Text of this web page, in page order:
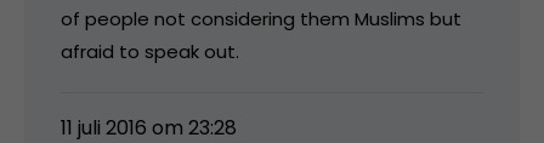
of people not considering them Muslims but
afraid to speak out.
11 juli 2016 om 23:28